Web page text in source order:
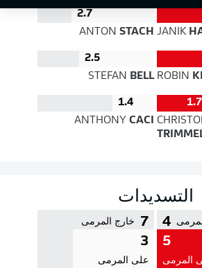
2.7
JANIK
ANTON STACH
2.5
ROBIN
STEFAN BELL
1.7
1.4
ANTHONY CACI
التسديدات
4
5
المرمى
7 خارج المرمى
3
على المرمى